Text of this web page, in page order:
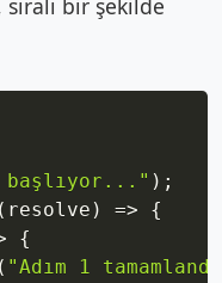
bir şekilde
başlıyor..." ) ;
( resolve ) =>
{
{
( "Adım 1